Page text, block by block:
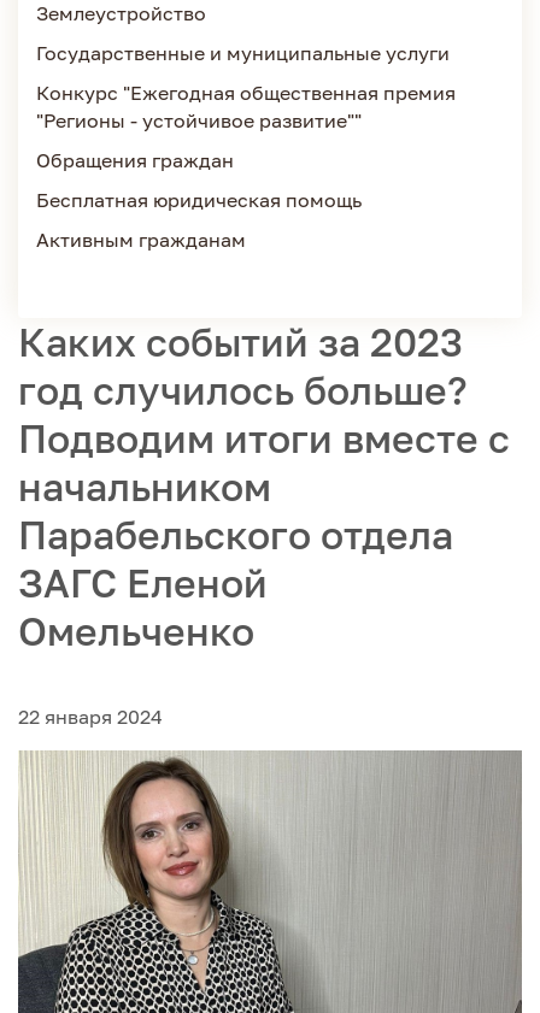
Землеустройство
Государственные и муниципальные услуги
Конкурс "Ежегодная общественная премия
"Регионы - устойчивое развитие""
Обращения граждан
Бесплатная юридическая помощь
Активным гражданам
Каких событий за 2023
год случилось больше?
Подводим итоги вместе с
начальником
Парабельского отдела
ЗАГС Еленой
Омельченко
22 января 2024